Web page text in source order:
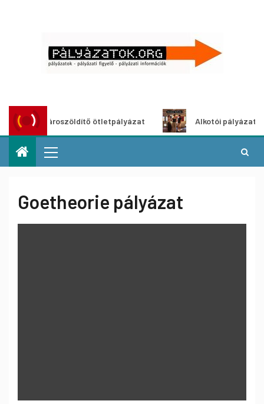
Városzöldítő ötletpályázat Alkotói pályázat
Goetheorie pályázat